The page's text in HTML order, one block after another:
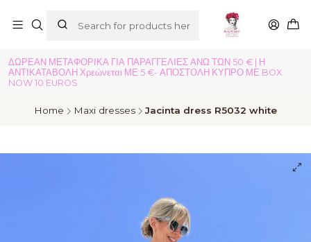
ΔΩΡΕΑΝ ΜΕΤΑΦΟΡΙΚΑ ΓΙΑ ΠΑΡΑΓΓΕΛΙΕΣ ΑΝΩ ΤΩΝ 50 € | Η
ΑΝΤΙΚΑΤΑΒΟΛΗ Χρεώνεται ΜΕ 5 €- ΑΠΟΣΤΟΛΗ ΚΥΠΡΟ ΜΕ BOX
NOW 10 EUROS
Home Maxi dresses Jacinta dress R5032 white